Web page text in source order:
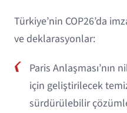
Türkiye’nin COP26’da
ve deklarasyonlar:
Paris Anlaşması’nın
için geliştirilecek
sürdürülebilir